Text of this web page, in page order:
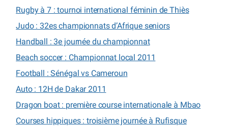
Rugby à 7 : tournoi international féminin de Thiès
Judo : 32es championnats d’Afrique seniors
Handball : 3e journée du championnat
Beach soccer : Championnat local 2011
Football : Sénégal vs Cameroun
Auto : 12H de Dakar 2011
Dragon boat : première course internationale à Mbao
Courses hippiques : troisième journée à Rufisque